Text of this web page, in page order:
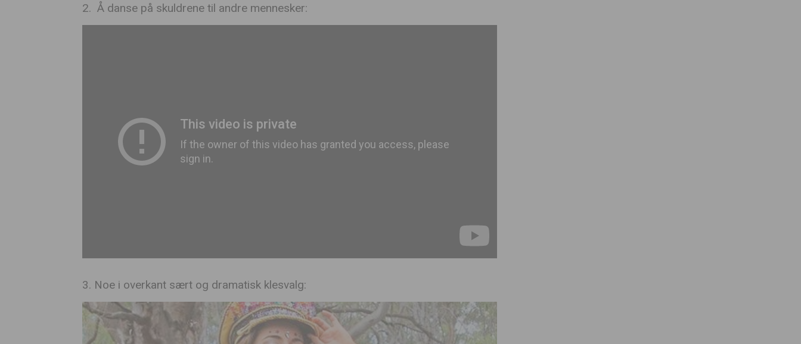
2. Å danse på skuldrene til andre mennesker:
3. Noe i overkant sært og dramatisk klesvalg: